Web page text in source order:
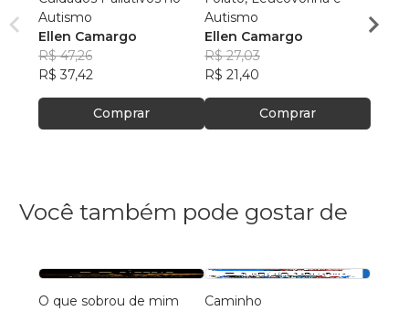
Autismo
Ellen Camargo
R$ 47,26
R$ 37,42
Comprar
Autismo
Ellen Camargo
R$ 27,03
R$ 21,40
Comprar
Ellen
Você também pode gostar de
O que sobrou de mim
Caminho